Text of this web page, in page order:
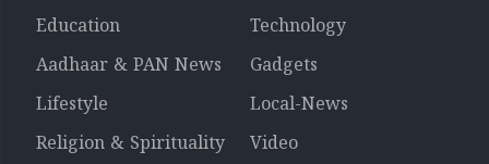
Education
Technology
Aadhaar & PAN News
Gadgets
Lifestyle
Local-News
Religion & Spirituality
Video